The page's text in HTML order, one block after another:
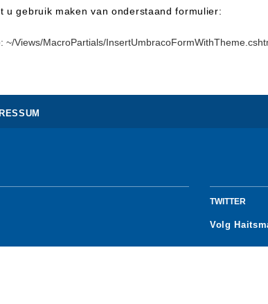
u gebruik maken van onderstaand formulier:
~/Views/MacroPartials/
TWITTER
Volg